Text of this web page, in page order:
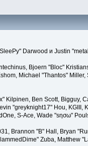
Darwood и Justin
Bjoern "Bloc"
Michael "Thantos"
Kilpinen, Ben Scott, Bigguy,
"greyknight17" Hou, KGIII,
S-Ace, Wade "sησω"
Brannon "B" Hall, Bryan
Zuba, Matthew